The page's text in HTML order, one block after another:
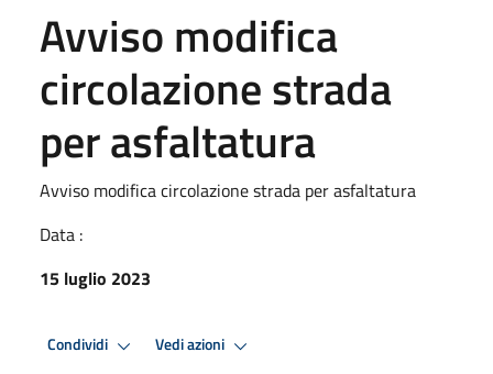
Avviso modifica
circolazione strada
per asfaltatura
Avviso modifica circolazione strada per asfaltatura
Data :
15 luglio 2023
Condividi Vedi azioni